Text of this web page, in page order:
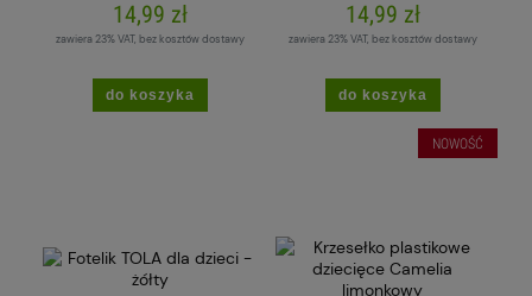
14,99 zł
zawiera 23% VAT, bez kosztów dostawy
do koszyka
14,99 zł
zawiera 23% VAT, bez kosztów dostawy
do koszyka
NOWOŚĆ